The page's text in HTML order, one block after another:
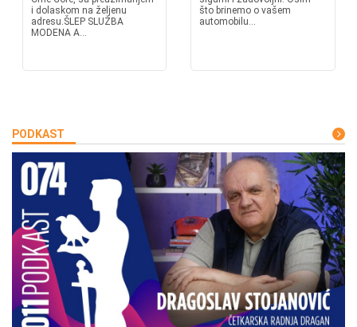
i dolaskom na željenu
adresu.ŠLEP SLUŽBA
MODENA A...
što brinemo o vašem
automobilu...
PODKAST